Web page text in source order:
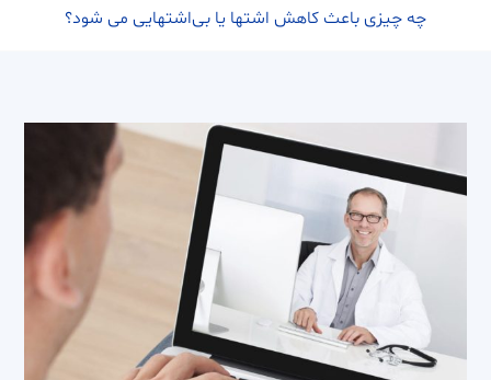
چه چیزی باعث کاهش اشتها یا بی‌اشتهایی می شود؟